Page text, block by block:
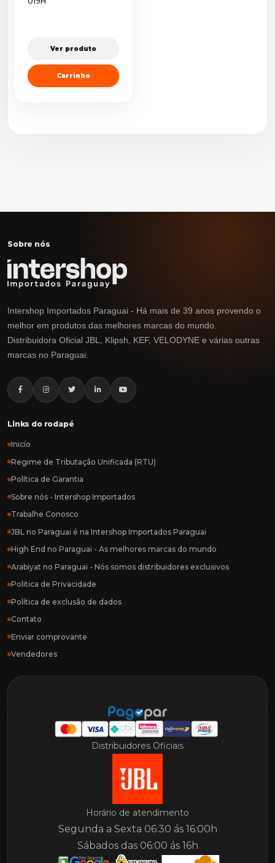
Ver produto
Carrinho
Sobre nós
Intershop Importados Paraguai - Há mais de 39 anos provendo o
melhor em produtos das melhores marcas do mundo.
Distribuidora Oficial JBL, Klipsh, KEF, VELODYNE e várias outras
marcas no Paraguai.
Links do rodapé
Inicío
Regime de Tributação Unificada (RTU)
Política de Garantia
Sobre nós - Intershop Importados
Trabalhe Conosco
JBL no Paraguai é na Intershop Importados Paraguai
High End no Paraguai - As melhores marcas do mundo
Arabiyat no Paraguai - Nós somos distribuidores exclusivos
Politica de Privacidade
Política de exclusão de dados
Contato
Enviar comprovante
Vendedores
Distribuidores Oficiais
Horário de atendimento
Segunda a Sexta 06:30 ás 16:00h
Sábados das 06:00 ás 16h